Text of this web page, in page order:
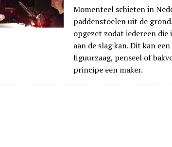
Momenteel schieten in
paddenstoelen uit de
opgezet zodat iedereen die
aan de slag kan. Dit kan
figuurzaag, penseel of
principe een maker.